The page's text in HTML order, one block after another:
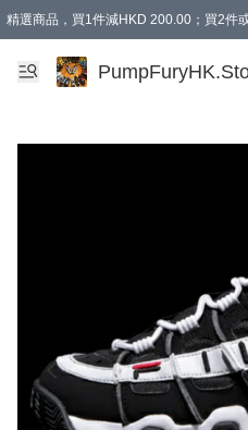
精選商品，買1件減HKD 200.00；買2件
AAPE商品,會員專享9折或以上（按會
精選商品，任選買2件或以上減HKD 100.00
購物滿 HKD 800.00即享免運費優惠！（